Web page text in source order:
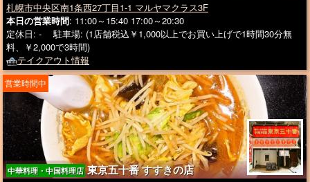
札幌市中央区南1条西27丁目1-1 マルヤマクラス3F
本日の営業時間: 11:00～15:40 17:00～20:30
定休日: - 駐車場: (1店舗税込￥1,000以上でお買い上げで1時間30分無
料、￥2,000で3時間)
テイクアウト情報
中華料理・中国料理店 東京五十番 すすきの店
営業時間中